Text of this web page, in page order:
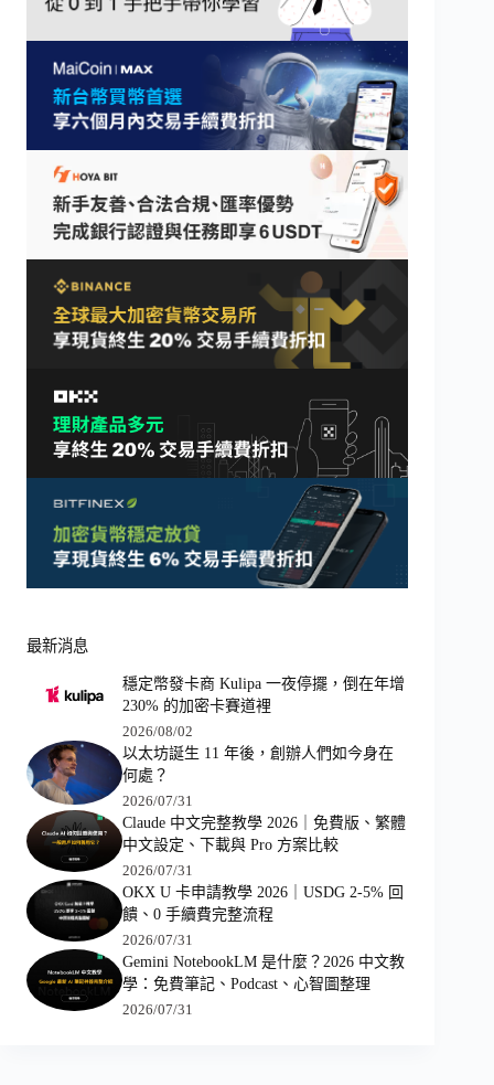
最新消息
穩定幣發卡商 Kulipa 一夜停擺，倒在年增
230% 的加密卡賽道裡
2026/08/02
以太坊誕生 11 年後，創辦人們如今身在
何處？
2026/07/31
Claude 中文完整教學 2026｜免費版、繁體
中文設定、下載與 Pro 方案比較
2026/07/31
OKX U 卡申請教學 2026｜USDG 2-5% 回
饋、0 手續費完整流程
2026/07/31
Gemini NotebookLM 是什麼？2026 中文教
學：免費筆記、Podcast、心智圖整理
2026/07/31